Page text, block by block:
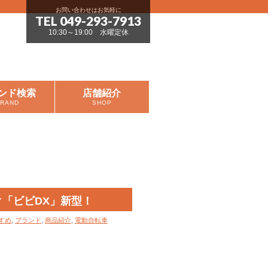
お問い合わせはお気軽に
TEL 049-293-7913
10:30～19:00 水曜定休
ド検索 店舗紹介
SHOP
ビビDX」新型！
め ブランド 商品紹介 電動自転車